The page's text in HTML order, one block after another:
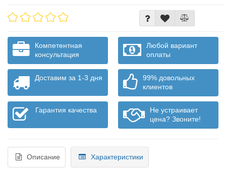
Компетентная
консультация
Любой вариант
оплаты
Доставим за 1-3 дня
99% довольных
клиентов
Гарантия качества
Не устраивает
цена? Звоните!
Описание Характеристики